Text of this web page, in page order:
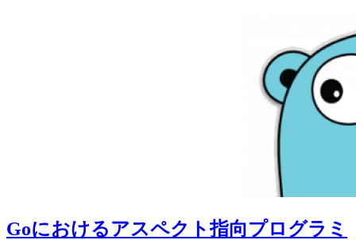
Goにおけるアスペクト指向プログラミ